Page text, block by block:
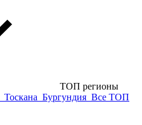
ТОП регионы
Тоскана Бургундия Все ТОП